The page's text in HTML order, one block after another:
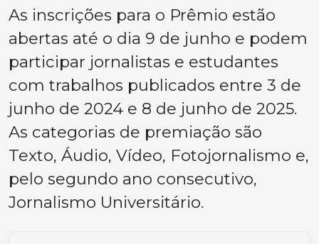
As inscrições para o Prêmio estão
abertas até o dia 9 de junho e podem
participar jornalistas e estudantes
com trabalhos publicados entre 3 de
junho de 2024 e 8 de junho de 2025.
As categorias de premiação são
Texto, Áudio, Vídeo, Fotojornalismo e,
pelo segundo ano consecutivo,
Jornalismo Universitário.